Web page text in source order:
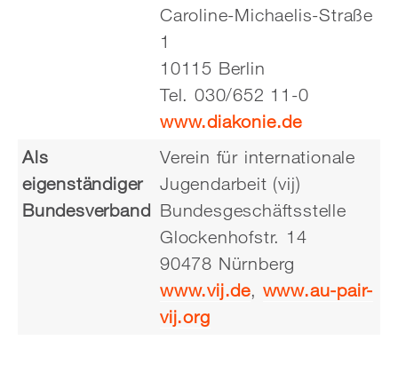
Caroline-Michaelis-Straße
1
10115 Berlin
Tel. 030/652 11-0
www.diakonie.de
Als
eigenständiger
Bundesverband
Verein für internationale
Jugendarbeit (vij)
Bundesgeschäftsstelle
Glockenhofstr. 14
90478 Nürnberg
www.vij.de, www.au-pair-
vij.org